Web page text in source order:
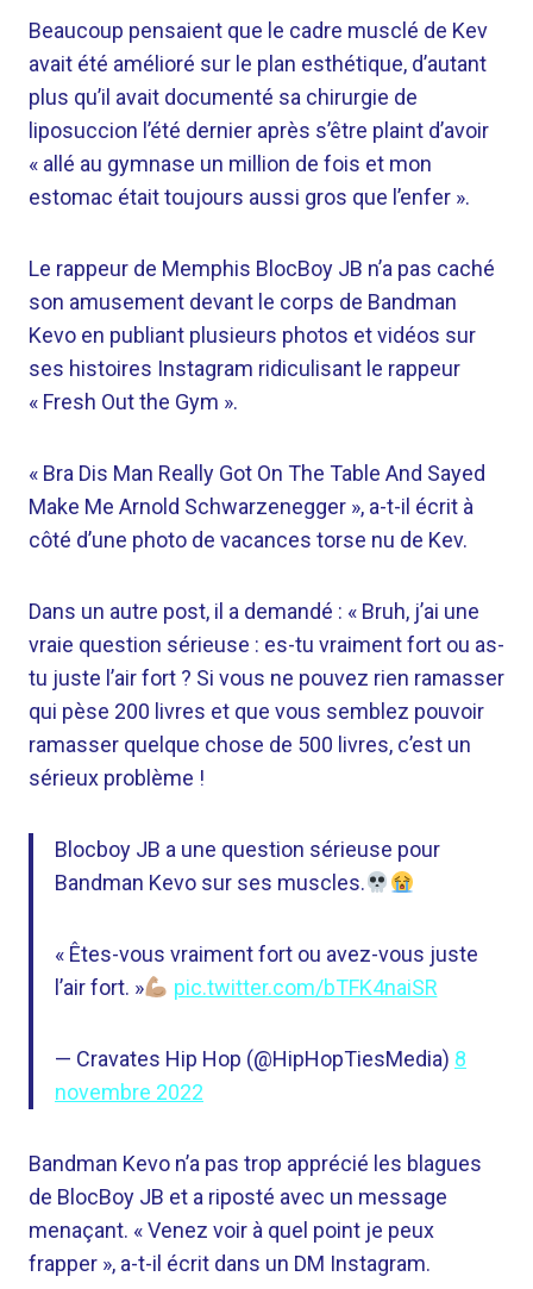
Beaucoup pensaient que le cadre musclé de Kev
avait été amélioré sur le plan esthétique, d’autant
plus qu’il avait documenté sa chirurgie de
liposuccion l’été dernier après s’être plaint d’avoir
« allé au gymnase un million de fois et mon
estomac était toujours aussi gros que l’enfer ».
Le rappeur de Memphis BlocBoy JB n’a pas caché
son amusement devant le corps de Bandman
Kevo en publiant plusieurs photos et vidéos sur
ses histoires Instagram ridiculisant le rappeur
« Fresh Out the Gym ».
« Bra Dis Man Really Got On The Table And Sayed
Make Me Arnold Schwarzenegger », a-t-il écrit à
côté d’une photo de vacances torse nu de Kev.
Dans un autre post, il a demandé : « Bruh, j’ai une
vraie question sérieuse : es-tu vraiment fort ou as-
tu juste l’air fort ? Si vous ne pouvez rien ramasser
qui pèse 200 livres et que vous semblez pouvoir
ramasser quelque chose de 500 livres, c’est un
sérieux problème !
Blocboy JB a une question sérieuse pour
Bandman Kevo sur ses muscles.
« Êtes-vous vraiment fort ou avez-vous juste
l’air fort. »
pic.twitter.com/bTFK4naiSR
— Cravates Hip Hop (@HipHopTiesMedia) 8
novembre 2022
Bandman Kevo n’a pas trop apprécié les blagues
de BlocBoy JB et a riposté avec un message
menaçant. « Venez voir à quel point je peux
frapper », a-t-il écrit dans un DM Instagram.